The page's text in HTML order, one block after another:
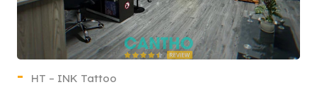
HT – INK Tattoo